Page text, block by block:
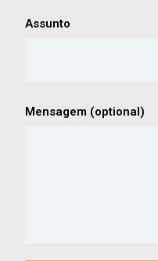
Assunto
Mensagem (optional)